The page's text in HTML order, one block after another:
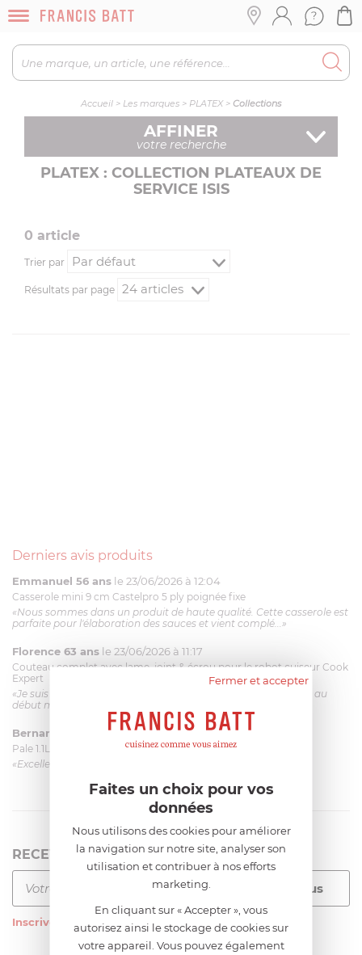
Accueil > Les marques > PLATEX> Collections
AFFINER
votre recherche
PLATEX : COLLECTION PLATEAUX DE
SERVICE ISIS
0 article
Trier par
Résultats par page
Derniers avis produits
Emmanuel 56 ans le 23/06/2026 à 12:04
Casserole mini 9 cm Castelpro 5 ply poignée fixe
«Nous sommes dans un produit de haute qualité. Cette casserole est
parfaite pour l'élaboration des sauces et vient complé...»
Florence 63 ans le 23/06/2026 à 11:17
Couteau complet avec lame, joint & écrou pour le robot cuiseur Cook
Expert
«Je suis satisfaite du couteau Magimix. L'écrou est un peu dur au
début mais ça le fait. La livraison a été très rapide. ...»
Bernard le 23/06/2026 à 09:43
Pale 1.1L pour Glacier Magimix 11031/121/123/124
«Excellent: produit et livraison»
RECEVEZ LA NEWSLETTER
Inscrivez-vous à notre newsletter
Fermer et accepter
Faites un choix pour vos
données
Nous utilisons des cookies pour améliorer
la navigation sur notre site, analyser son
utilisation et contribuer à nos efforts
marketing.
En cliquant sur « Accepter », vous
autorisez ainsi le stockage de cookies sur
votre appareil. Vous pouvez également